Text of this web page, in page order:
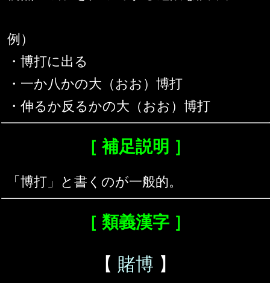
例）
・博打に出る
・一か八かの大（おお）博打
・伸るか反るかの大（おお）博打
［ 補足説明 ］
「博打」と書くのが一般的。
［ 類義漢字 ］
【 賭博 】